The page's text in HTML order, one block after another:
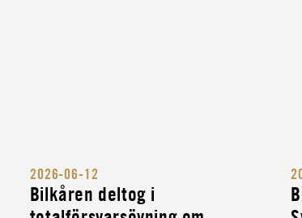
2026-06-12
Bilkåren deltog i